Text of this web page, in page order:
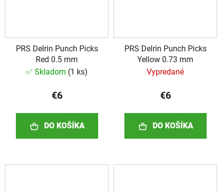
PRS Delrin Punch Picks
Red 0.5 mm
✅ Skladom (1 ks)
€6
DO KOŠÍKA
PRS Delrin Punch Picks
Yellow 0.73 mm
Vypredané
€6
DO KOŠÍKA